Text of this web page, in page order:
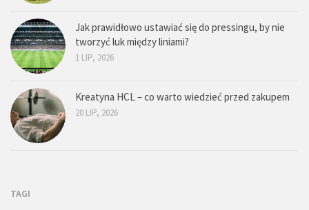
Jak prawidłowo ustawiać się do pressingu, by nie
tworzyć luk między liniami?
1 LIP, 2026
Kreatyna HCL – co warto wiedzieć przed zakupem
20 LIP, 2026
TAGI